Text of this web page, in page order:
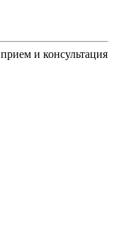
прием и консультация